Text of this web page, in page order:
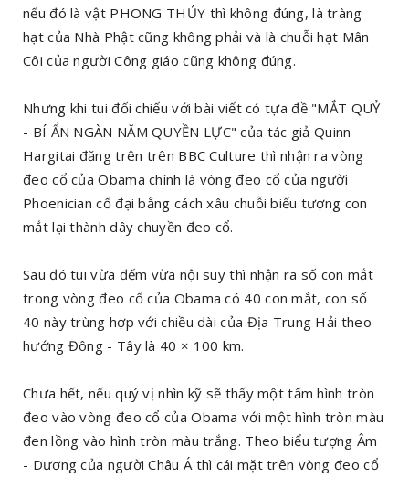
nếu đó là vật PHONG THỦY thì không đúng, là tràng
hạt của Nhà Phật cũng không phải và là chuỗi hạt Mân
Côi của người Công giáo cũng không đúng.
Nhưng khi tui đối chiếu với bài viết có tựa đề "MẮT QUỶ
- BÍ ẨN NGÀN NĂM QUYỀN LỰC" của tác giả Quinn
Hargitai đăng trên trên BBC Culture thì nhận ra vòng
đeo cổ của Obama chính là vòng đeo cổ của người
Phoenician cổ đại bằng cách xâu chuỗi biểu tượng con
mắt lại thành dây chuyền đeo cổ.
Sau đó tui vừa đếm vừa nội suy thì nhận ra số con mắt
trong vòng đeo cổ của Obama có 40 con mắt, con số
40 này trùng hợp với chiều dài của Địa Trung Hải theo
hướng Đông - Tây là 40 × 100 km.
Chưa hết, nếu quý vị nhìn kỹ sẽ thấy một tấm hình tròn
đeo vào vòng đeo cổ của Obama với một hình tròn màu
đen lồng vào hình tròn màu trắng. Theo biểu tượng Âm
- Dương của người Châu Á thì cái mặt trên vòng đeo cổ